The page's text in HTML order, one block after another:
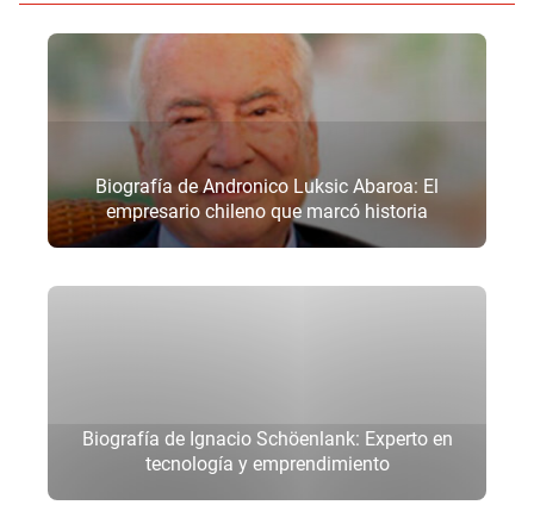
Biografía de Andronico Luksic Abaroa: El
empresario chileno que marcó historia
Biografía de Ignacio Schöenlank: Experto en
tecnología y emprendimiento